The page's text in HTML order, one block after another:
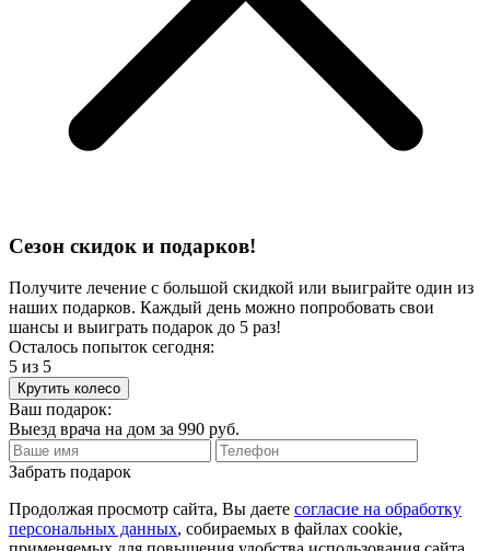
Сезон скидок и подарков!
Получите лечение с большой скидкой или выиграйте один из
наших подарков. Каждый день можно попробовать свои
шансы и выиграть подарок до 5 раз!
Осталось попыток сегодня:
5 из 5
Крутить колесо
Ваш подарок:
Выезд врача на дом за 990 руб.
Забрать подарок
Продолжая просмотр сайта, Вы даете согласие на обработку
персональных данных, собираемых в файлах cookie,